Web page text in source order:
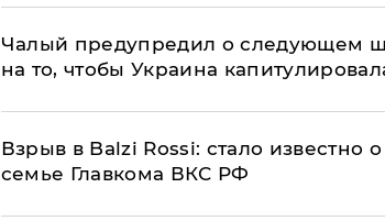
Чалый предупредил о следующем
на то, чтобы Украина
Взрыв в Balzi Rossi: стало известно
семье Главкома ВКС РФ